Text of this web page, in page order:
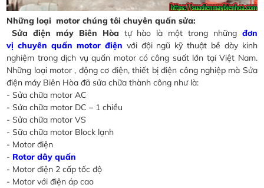
Những loại motor chúng tôi chuyên quấn sửa:
Sửa điện máy Biên Hòa tự hào là một trong những đơn
vị chuyên quấn motor điện với đội ngũ kỹ thuật bề dày kinh
nghiệm trong dịch vụ quấn motor có công suất lớn tại Việt Nam.
Những loại motor , động cơ điện, thiết bị điện công nghiệp mà Sửa
điện máy Biên Hòa đã sửa chữa thành công như là:
- Sửa chữa motor AC
- Sửa chữa motor DC – 1 chiều
- Sửa chữa motor VS
- Sữa chữa motor Block lạnh
- Motor điện
- Rotor dây quấn
- Motor điện 2 cấp tốc độ
- Motor với điện áp cao